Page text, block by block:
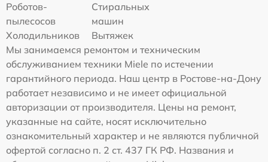
Роботов-
пылесосов
Стиральных
машин
Холодильников
Вытяжек
Мы занимаемся ремонтом и техническим
обслуживанием техники Miele по истечении
гарантийного периода. Наш центр в Ростове-на-Дону
работает независимо и не имеет официальной
авторизации от производителя. Цены на ремонт,
указанные на сайте, носят исключительно
ознакомительный характер и не являются публичной
офертой согласно п. 2 ст. 437 ГК РФ. Названия и